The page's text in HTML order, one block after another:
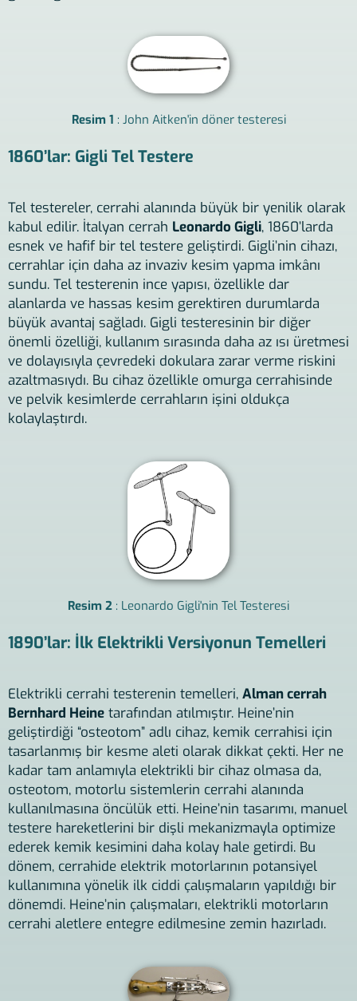
Resim 1 : John Aitken'in döner testeresi
1860’lar: Gigli Tel Testere
Tel testereler, cerrahi alanında büyük bir yenilik olarak
kabul edilir. İtalyan cerrah Leonardo Gigli, 1860’larda
esnek ve hafif bir tel testere geliştirdi. Gigli’nin cihazı,
cerrahlar için daha az invaziv kesim yapma imkânı
sundu. Tel testerenin ince yapısı, özellikle dar
alanlarda ve hassas kesim gerektiren durumlarda
büyük avantaj sağladı. Gigli testeresinin bir diğer
önemli özelliği, kullanım sırasında daha az ısı üretmesi
ve dolayısıyla çevredeki dokulara zarar verme riskini
azaltmasıydı. Bu cihaz özellikle omurga cerrahisinde
ve pelvik kesimlerde cerrahların işini oldukça
kolaylaştırdı.
Resim 2 : Leonardo Gigli'nin Tel Testeresi
1890’lar: İlk Elektrikli Versiyonun Temelleri
Elektrikli cerrahi testerenin temelleri, Alman cerrah
Bernhard Heine tarafından atılmıştır. Heine’nin
geliştirdiği “osteotom” adlı cihaz, kemik cerrahisi için
tasarlanmış bir kesme aleti olarak dikkat çekti. Her ne
kadar tam anlamıyla elektrikli bir cihaz olmasa da,
osteotom, motorlu sistemlerin cerrahi alanında
kullanılmasına öncülük etti. Heine’nin tasarımı, manuel
testere hareketlerini bir dişli mekanizmayla optimize
ederek kemik kesimini daha kolay hale getirdi. Bu
dönem, cerrahide elektrik motorlarının potansiyel
kullanımına yönelik ilk ciddi çalışmaların yapıldığı bir
dönemdi. Heine’nin çalışmaları, elektrikli motorların
cerrahi aletlere entegre edilmesine zemin hazırladı.